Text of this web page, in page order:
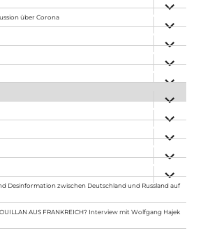
anzeigen
über Corona
anzeigen
anzeigen
anzeigen
anzeigen
anzeigen
anzeigen
anzeigen
anzeigen
Desinformation zwischen Deutschland und Russland auf
AUS FRANKREICH? Interview mit Wolfgang Hajek